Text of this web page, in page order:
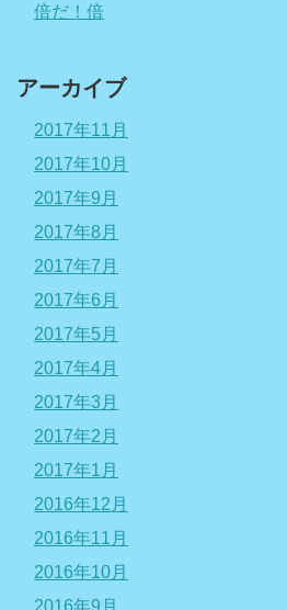
倍だ！倍
アーカイブ
2017年11月
2017年10月
2017年9月
2017年8月
2017年7月
2017年6月
2017年5月
2017年4月
2017年3月
2017年2月
2017年1月
2016年12月
2016年11月
2016年10月
2016年9月